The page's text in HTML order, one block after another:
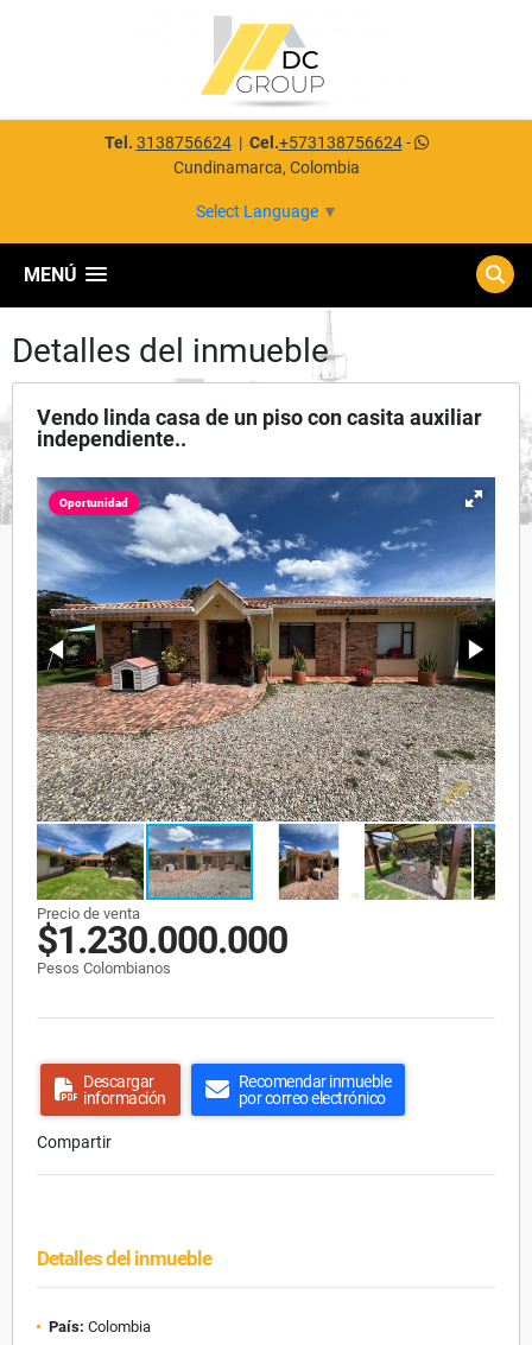
Tel. 3138756624| Cel.+573138756624-
Cundinamarca, Colombia
Select Language ▼
MENÚ
Detalles del inmueble
Vendo linda casa de un piso con casita auxiliar
independiente..
Oportunidad
Precio de venta
$1.230.000.000
Pesos Colombianos
Descargar
información
Recomendar inmueble
por correo electrónico
Compartir
Detalles del inmueble
País: Colombia